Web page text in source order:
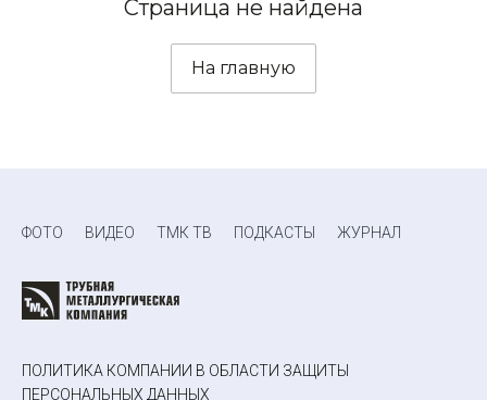
Страница не найдена
На главную
ФОТО ВИДЕО ТМК ТВ ПОДКАСТЫ ЖУРНАЛ
ПОЛИТИКА КОМПАНИИ В ОБЛАСТИ ЗАЩИТЫ
ПЕРСОНАЛЬНЫХ ДАННЫХ